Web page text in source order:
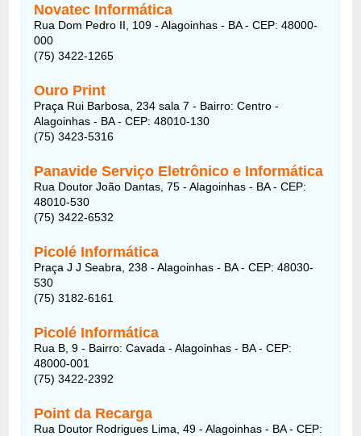
Novatec Informática
Rua Dom Pedro II, 109 - Alagoinhas - BA - CEP: 48000-
000
(75) 3422-1265
Ouro Print
Praça Rui Barbosa, 234 sala 7 - Bairro: Centro -
Alagoinhas - BA - CEP: 48010-130
(75) 3423-5316
Panavide Serviço Eletrônico e Informática
Rua Doutor João Dantas, 75 - Alagoinhas - BA - CEP:
48010-530
(75) 3422-6532
Picolé Informática
Praça J J Seabra, 238 - Alagoinhas - BA - CEP: 48030-
530
(75) 3182-6161‎
Picolé Informática
Rua B, 9 - Bairro: Cavada - Alagoinhas - BA - CEP:
48000-001
(75) 3422-2392
Point da Recarga
Rua Doutor Rodrigues Lima, 49 - Alagoinhas - BA - CEP: